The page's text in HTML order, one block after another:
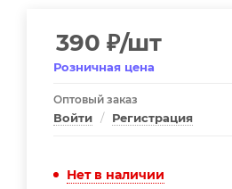
390 ₽/шт
Розничная цена
Оптовый заказ
Войти / Регистрация
Нет в наличии